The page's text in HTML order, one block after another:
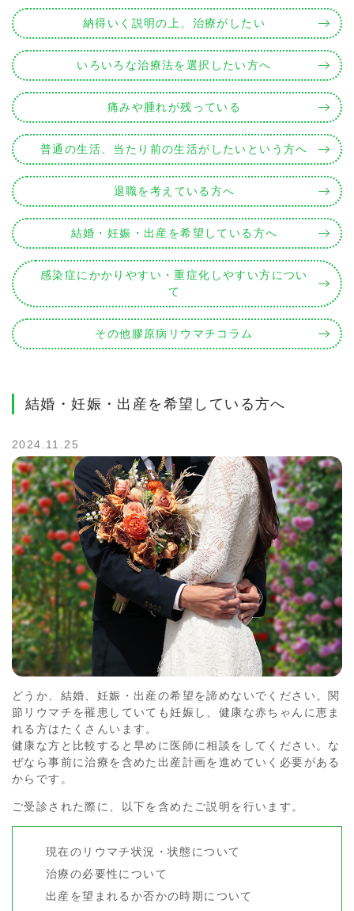
納得いく説明の上、治療がしたい
いろいろな治療法を選択したい方へ
痛みや腫れが残っている
普通の生活、当たり前の生活がしたいという方へ
退職を考えている方へ
結婚・妊娠・出産を希望している方へ
感染症にかかりやすい・重症化しやすい方につい
て
その他膠原病リウマチコラム
結婚・妊娠・出産を希望している方へ
2024.11.25
どうか、結婚、妊娠・出産の希望を諦めないでください。関
節リウマチを罹患していても妊娠し、健康な赤ちゃんに恵ま
れる方はたくさんいます。
健康な方と比較すると早めに医師に相談をしてください。な
ぜなら事前に治療を含めた出産計画を進めていく必要がある
からです。
ご受診された際に、以下を含めたご説明を行います。
現在のリウマチ状況・状態について
治療の必要性について
出産を望まれるか否かの時期について